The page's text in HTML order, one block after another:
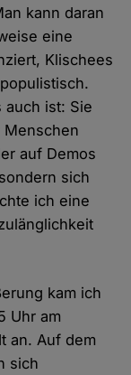
kann daran
eine
Klischees
auch ist: Sie
Menschen
auf Demos
sich
ich eine
kam ich
Uhr am
an. Auf dem
sich